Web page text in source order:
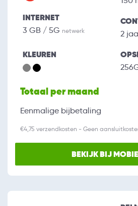
INTERNET
3 GB / 5G netwerk 2
KLEUREN
Totaal per maand
Eenmalige bijbetaling
€4,75 verzendkosten - Geen
BEKIJK BIJ